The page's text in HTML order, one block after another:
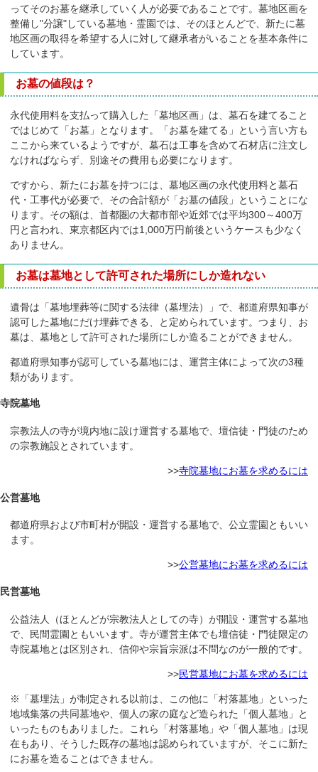
ってそのお墓を継承していく人が必要であることです。墓地区画を
整備し"分譲"している墓地・霊園では、そのほとんどで、新たに墓
地区画の取得を希望する人に対して継承者がいることを基本条件に
しています。
お墓の値段は？
永代使用料を支払って購入した「墓地区画」は、墓石を建てること
ではじめて「お墓」となります。「お墓を建てる」という言い方も
ここから来ているようですが、墓石は工事を含めて石材店に注文し
なければならず、別途その費用も必要になります。
ですから、新たにお墓を持つには、墓地区画の永代使用料と墓石
代・工事代が必要で、その合計額が「お墓の値段」ということにな
ります。その額は、首都圏の大都市部や近郊では平均300～400万
円と言われ、東京都区内では1,000万円前後というケースも少なく
ありません。
お墓は墓地として許可された場所にしか造れない
遺骨は「墓地埋葬等に関する法律（墓埋法）」で、都道府県知事が
認可した墓地にだけ埋葬できる、と定められています。つまり、お
墓は、墓地として許可された場所にしか造ることができません。
都道府県知事が認可している墓地には、運営主体によって次の3種
類があります。
寺院墓地
宗教法人の寺が境内地に設け運営する墓地で、壇信徒・門徒のため
の宗教施設とされています。
>>寺院墓地にお墓を求めるには
公営墓地
都道府県および市町村が開設・運営する墓地で、公立霊園ともいい
ます。
>>公営墓地にお墓を求めるには
民営墓地
公益法人（ほとんどが宗教法人としての寺）が開設・運営する墓地
で、民間霊園ともいいます。寺が運営主体でも壇信徒・門徒限定の
寺院墓地とは区別され、信仰や宗旨宗派は不問なのが一般的です。
>>民営墓地にお墓を求めるには
※「墓埋法」が制定される以前は、この他に「村落墓地」といった
地域集落の共同墓地や、個人の家の庭など造られた「個人墓地」と
いったものもありました。これら「村落墓地」や「個人墓地」は現
在もあり、そうした既存の墓地は認められていますが、そこに新た
にお墓を造ることはできません。